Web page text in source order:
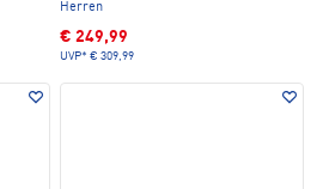
Herren
€ 249,99
UVP* € 309,99